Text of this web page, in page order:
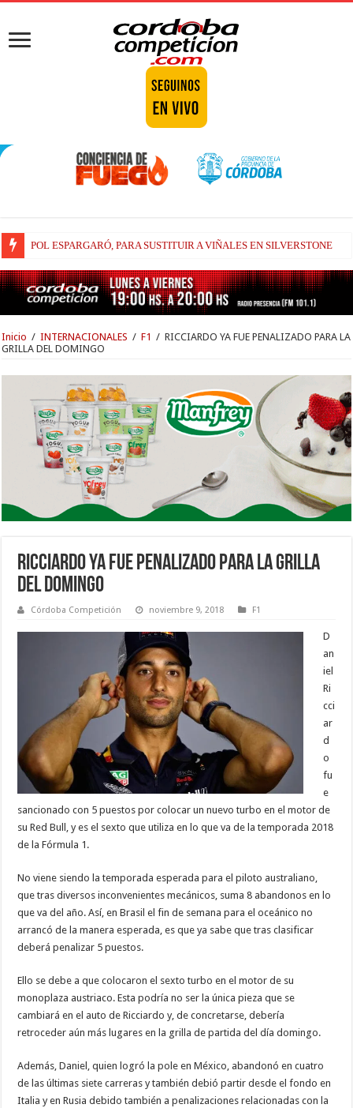
POL ESPARGARÓ, PARA SUSTITUIR A VIÑALES EN SILVERSTONE
INSCRIPCIÓN COMPLETA PARA EL WRC EN PARAGUAY 2026
Inicio / INTERNACIONALES / F1 / RICCIARDO YA FUE PENALIZADO PARA LA
GRILLA DEL DOMINGO
RICCIARDO YA FUE PENALIZADO PARA LA GRILLA
DEL DOMINGO
Córdoba Competición noviembre 9, 2018 F1
D
an
iel
Ri
cci
ar
d
o
fu
e
sancionado con 5 puestos por colocar un nuevo turbo en el motor de
su Red Bull, y es el sexto que utiliza en lo que va de la temporada 2018
de la Fórmula 1.
No viene siendo la temporada esperada para el piloto australiano,
que tras diversos inconvenientes mecánicos, suma 8 abandonos en lo
que va del año. Así, en Brasil el fin de semana para el oceánico no
arrancó de la manera esperada, es que ya sabe que tras clasificar
deberá penalizar 5 puestos.
Ello se debe a que colocaron el sexto turbo en el motor de su
monoplaza austriaco. Esta podría no ser la única pieza que se
cambiará en el auto de Ricciardo y, de concretarse, debería
retroceder aún más lugares en la grilla de partida del día domingo.
Además, Daniel, quien logró la pole en México, abandonó en cuatro
de las últimas siete carreras y también debió partir desde el fondo en
Italia y en Rusia debido también a penalizaciones relacionadas con la